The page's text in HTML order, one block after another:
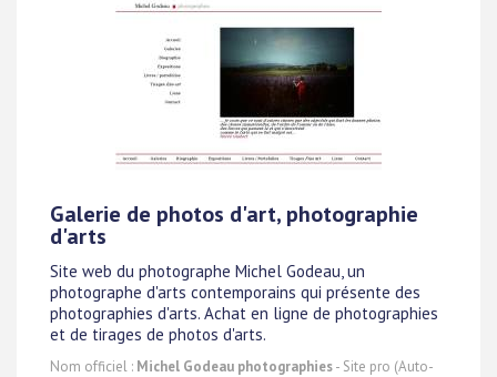
Galerie de photos d'art, photographie
d'arts
Site web du photographe Michel Godeau, un
photographe d'arts contemporains qui présente des
photographies d'arts. Achat en ligne de photographies
et de tirages de photos d'arts.
Nom officiel : Michel Godeau photographies- Site pro (Auto-